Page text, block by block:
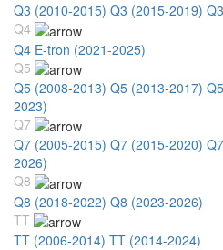
Q3 (2010-2015) Q3 (2015-2019)
Q4
Q4 E-tron (2021-2025)
Q5
Q5 (2008-2013) Q5 (2013-2017)
2023)
Q7
Q7 (2005-2015) Q7 (2015-2020)
2026)
Q8
Q8 (2018-2022) Q8 (2023-2026)
TT
TT (2006-2014) TT (2014-2024)